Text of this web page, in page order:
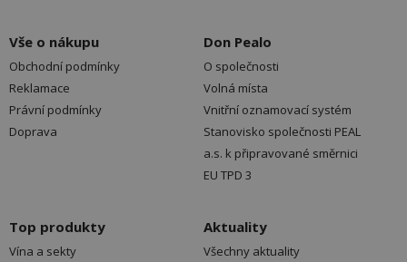
Vše o nákupu
Obchodní podmínky
Reklamace
Právní podmínky
Doprava
Don Pealo
O společnosti
Volná místa
Vnitřní oznamovací systém
Stanovisko společnosti PEAL
a.s. k připravované směrnici
EU TPD 3
Top produkty
Vína a sekty
Aktuality
Všechny aktuality